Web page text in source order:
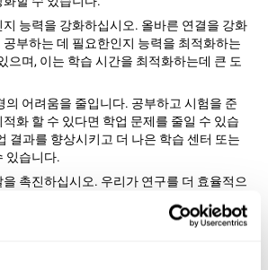
지 능력을 강화하십시오. 올바른 연결을 강화
부하는 데 필요한인지 능력을 최적화하는
으며, 이는 학습 시간을 최적화하는데 큰 도
의 어려움을 줄입니다. 공부하고 시험을 준
화 할 수 있다면 학업 문제를 줄일 수 있습
결과를 향상시키고 더 나은 학습 센터 또는
있습니다.
촉진하십시오. 우리가 연구를 더 효율적으
고 불안을 테스트하며 자존감을 향상시킬 수